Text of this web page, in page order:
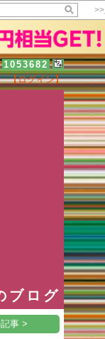
>>
1053682
【ログイン】
ブログ
事 >